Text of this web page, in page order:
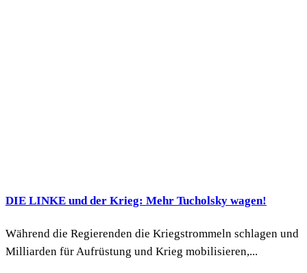
DIE LINKE und der Krieg: Mehr Tucholsky wagen!
Während die Regierenden die Kriegstrommeln schlagen und
Milliarden für Aufrüstung und Krieg mobilisieren,...